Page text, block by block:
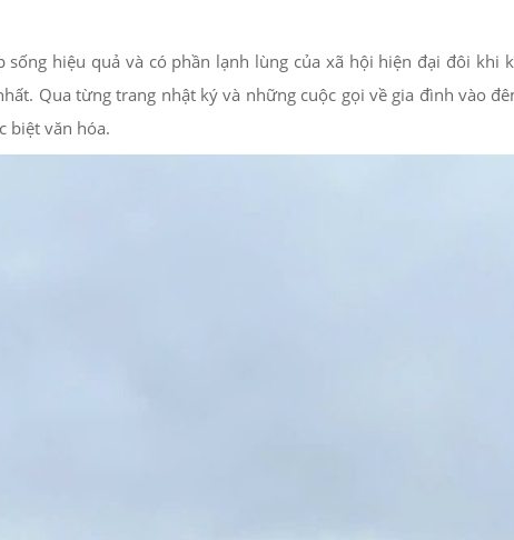
hiệu quả và có phần lạnh lùng của xã hội hiện đại đôi
Qua từng trang nhật ký và những cuộc gọi về gia đình vào
biệt văn hóa.